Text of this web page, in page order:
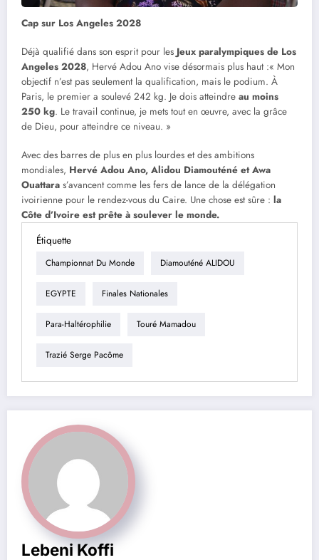
Cap sur Los Angeles 2028
Déjà qualifié dans son esprit pour les Jeux paralympiques de Los
Angeles 2028, Hervé Adou Ano vise désormais plus haut :« Mon
objectif n’est pas seulement la qualification, mais le podium. À
Paris, le premier a soulevé 242 kg. Je dois atteindre au moins
250 kg. Le travail continue, je mets tout en œuvre, avec la grâce
de Dieu, pour atteindre ce niveau. »
Avec des barres de plus en plus lourdes et des ambitions
mondiales, Hervé Adou Ano, Alidou Diamouténé et Awa
Ouattara s’avancent comme les fers de lance de la délégation
ivoirienne pour le rendez-vous du Caire. Une chose est sûre : la
Côte d’Ivoire est prête à soulever le monde.
Étiquette
Championnat Du Monde Diamouténé ALIDOU
EGYPTE Finales Nationales
Para-Haltérophilie Touré Mamadou
Trazié Serge Pacôme
Lebeni Koffi